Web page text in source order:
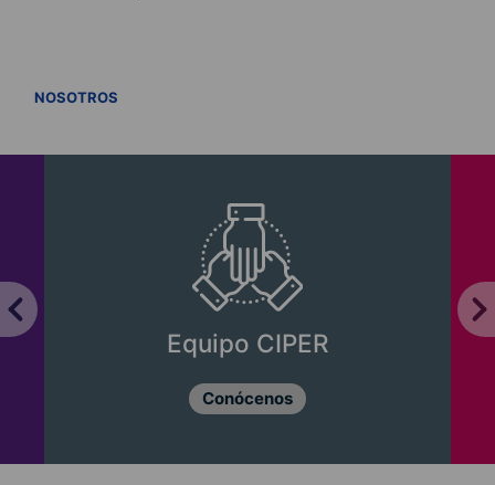
NOSOTROS
Equipo CIPER
Conócenos